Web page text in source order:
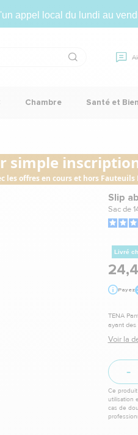
appel local du lundi au
Chambre Santé et
simple
les offres en cours et hors Fauteuils
Slip
Sac de
Livré
Payez
TENA
ayant des
Voir la
-
Ce
utilisation
cas de